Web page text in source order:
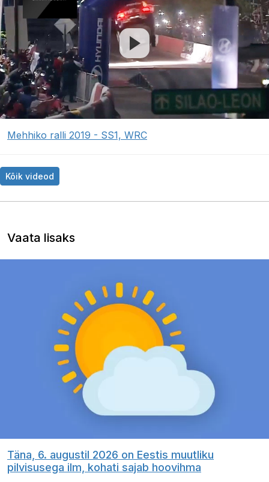
Mehhiko ralli 2019 - SS1, WRC
Kõik videod
Vaata lisaks
Täna, 6. augustil 2026 on Eestis muutliku
pilvisusega ilm, kohati sajab hoovihma